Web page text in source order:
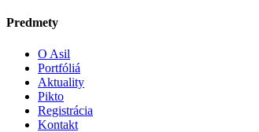
Predmety
O Asil
Portfóliá
Aktuality
Pikto
Registrácia
Kontakt